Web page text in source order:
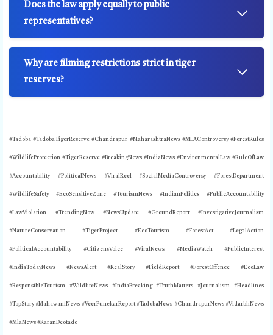
Does the law apply equally to public
representatives?
Why are filming restrictions strict in tiger
reserves?
#Tadoba #TadobaTigerReserve #Chandrapur #MaharashtraNews #MLAControversy #ForestRules
#WildlifeProtection #TigerReserve #BreakingNews #IndiaNews #EnvironmentalLaw #RuleOfLaw
#Accountability #PoliticalNews #ViralReel #SocialMediaControversy #ForestDepartment
#WildlifeSafety #EcoSensitiveZone #TourismNews #IndianPolitics #PublicAccountability
#LawViolation #TrendingNow #NewsUpdate #GroundReport #InvestigativeJournalism
#NatureConservation #TigerProject #EcoTourism #ForestAct #LegalAction
#PoliticalAccountability #CitizensVoice #ViralNews #MediaWatch #PublicInterest
#IndiaTodayNews #NewsAlert #RealStory #FieldReport #ForestOffence #EcoLaw
#ResponsibleTourism #WildlifeNews #IndiaBreaking #TruthMatters #Journalism #Headlines
#TopStory #MahawaniNews #VeerPunekarReport #TadobaNews #ChandrapurNews #VidarbhNews
#MlaNews #KaranDeotade